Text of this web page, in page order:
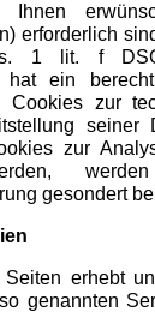
Ihnen
erforderlich
1 lit. f
hat ein
Cookies zur
seiner
zur
gesondert
erhebt
genannten